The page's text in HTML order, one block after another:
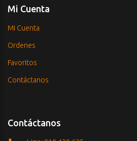
Mi Cuenta
Mi Cuenta
Ordenes
Favoritos
Contáctanos
Contáctanos